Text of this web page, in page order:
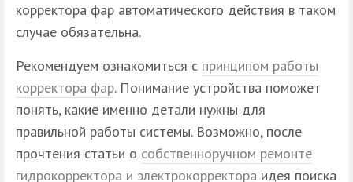
корректора фар автоматического действия в таком
случае обязательна.
Рекомендуем ознакомиться с принципом работы
корректора фар. Понимание устройства поможет
понять, какие именно детали нужны для
правильной работы системы. Возможно, после
прочтения статьи о собственноручном ремонте
гидрокорректора и электрокорректора идея поиска